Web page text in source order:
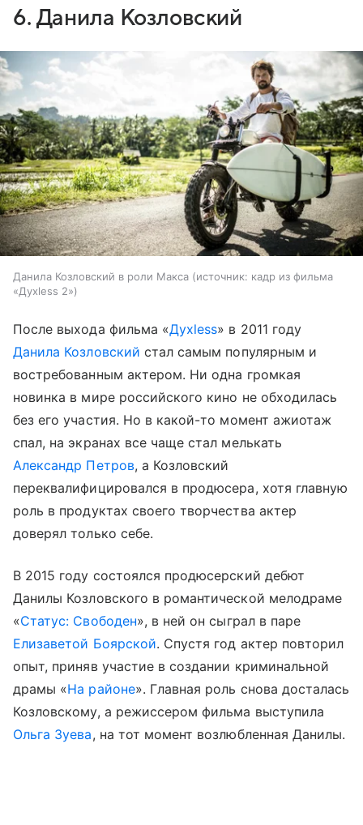
6. Данила Козловский
Данила Козловский в роли Макса источник: кадр из фильма
«Духless 2»
После выхода фильма «Духless» в 2011 году
Данила Козловский стал самым популярным и
востребованным актером. Ни одна громкая
новинка в мире российского кино не обходилась
без его участия. Но в какой-то момент ажиотаж
спал, на экранах все чаще стал мелькать
Александр Петров, а Козловский
переквалифицировался в продюсера, хотя главную
роль в продуктах своего творчества актер
доверял только себе.
В 2015 году состоялся продюсерский дебют
Данилы Козловского в романтической мелодраме
«Статус: Свободен», в ней он сыграл в паре
Елизаветой Боярской. Спустя год актер повторил
опыт, приняв участие в создании криминальной
драмы «На районе». Главная роль снова досталась
Козловскому, а режиссером фильма выступила
Ольга Зуева, на тот момент возлюбленная Данилы.